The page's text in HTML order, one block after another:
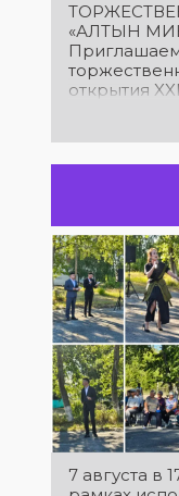
«АЛТЫН
открытия
микрофон –
разных
творчества.
начала
поддержать
7 августа в